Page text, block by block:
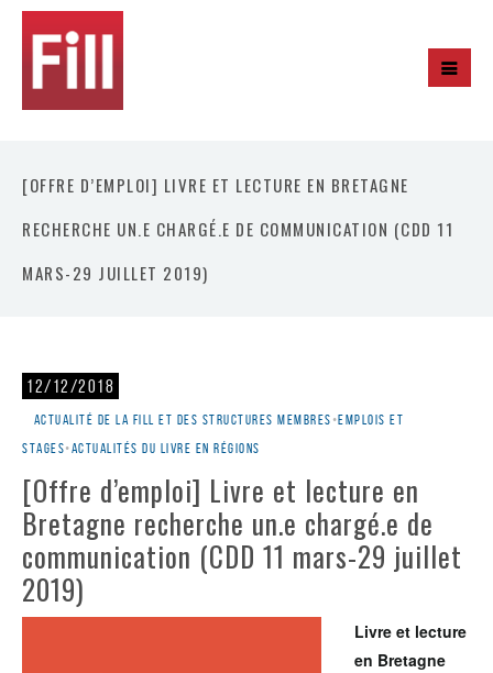
[OFFRE D’EMPLOI] LIVRE ET LECTURE EN BRETAGNE
RECHERCHE UN.E CHARGÉ.E DE COMMUNICATION (CDD 11
MARS-29 JUILLET 2019)
12/12/2018
Actualité de la Fill et des structures membres •Emplois et
stages•Actualités du livre en régions
[Offre d’emploi] Livre et lecture en
Bretagne recherche un.e chargé.e de
communication (CDD 11 mars-29 juillet
2019)
Livre et lecture
en Bretagne